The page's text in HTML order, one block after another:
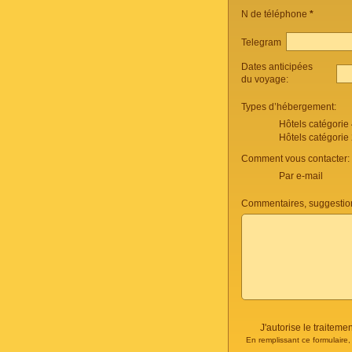
N de téléphone *
Telegram
Dates anticipées
du voyage:
Types d’hébergement:
Hôtels
Hôtels
Comment vous contacter:
Par e-mail
Commentaires,
J'autorise le
En remplissant ce